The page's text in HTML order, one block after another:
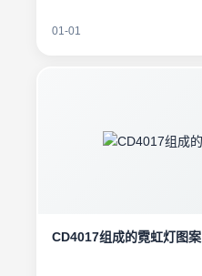
01-01
CD4017组成的霓虹灯图案